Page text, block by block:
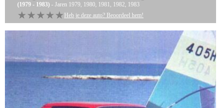
(1979 - 1983) - Jaren 1979, 1980, 1981, 1982, 1983
★★★★★
★★★★★ Heb je deze auto? Beoordeel hem!